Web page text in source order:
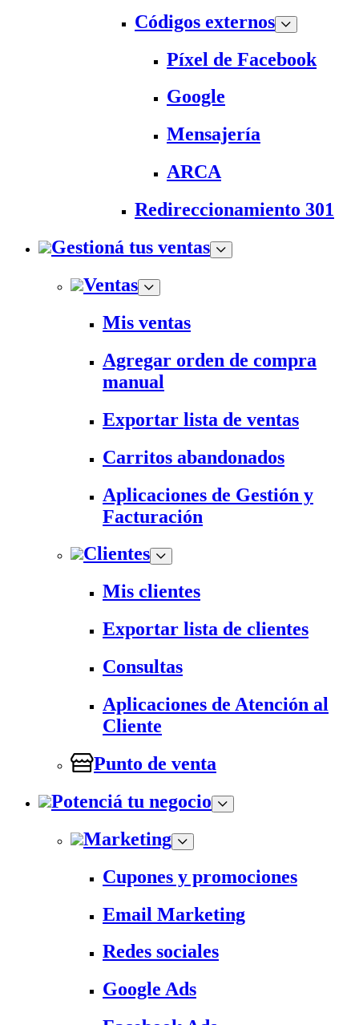
Códigos externos
Píxel de Facebook
Google
Mensajería
ARCA
Redireccionamiento 301
Gestioná tus ventas
Ventas
Mis ventas
Agregar orden de compra
manual
Exportar lista de ventas
Carritos abandonados
Aplicaciones de Gestión y
Facturación
Clientes
Mis clientes
Exportar lista de clientes
Consultas
Aplicaciones de Atención al
Cliente
Punto de venta
Potenciá tu negocio
Marketing
Cupones y promociones
Email Marketing
Redes sociales
Google Ads